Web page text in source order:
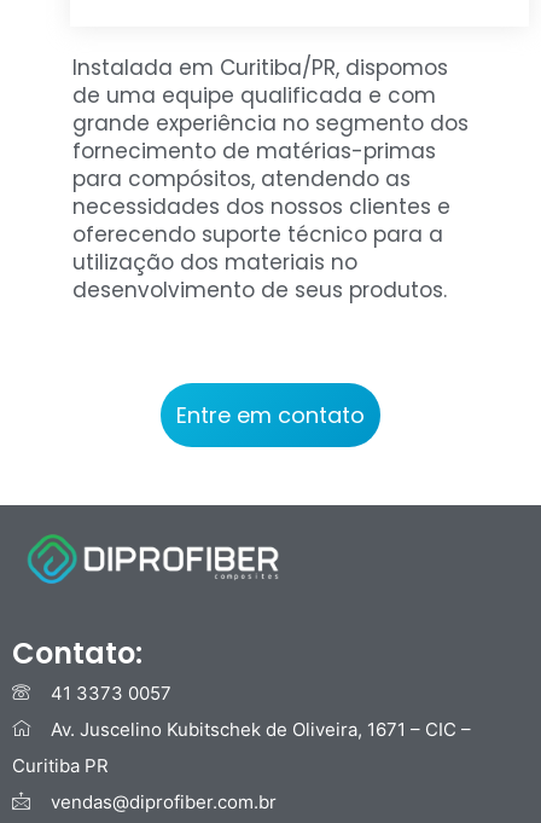
Instalada em Curitiba/PR, dispomos
de uma equipe qualificada e com
grande experiência no segmento dos
fornecimento de matérias-primas
para compósitos, atendendo as
necessidades dos nossos clientes e
oferecendo suporte técnico para a
utilização dos materiais no
desenvolvimento de seus produtos.
Entre em contato
Contato:
41 3373 0057
Av. Juscelino Kubitschek de Oliveira, 1671 – CIC –
Curitiba PR
vendas@diprofiber.com.br